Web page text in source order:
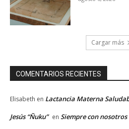
Cargar más
COMENTARIOS RECIENTES
Elisabeth en Lactancia Materna
Jesús “Ñuku” en Siempre con nosotros